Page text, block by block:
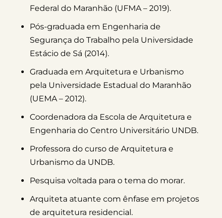
Federal do Maranhão (UFMA – 2019).
Pós-graduada em Engenharia de
Segurança do Trabalho pela Universidade
Estácio de Sá (2014).
Graduada em Arquitetura e Urbanismo
pela Universidade Estadual do Maranhão
(UEMA – 2012).
Coordenadora da Escola de Arquitetura e
Engenharia do Centro Universitário UNDB.
Professora do curso de Arquitetura e
Urbanismo da UNDB.
Pesquisa voltada para o tema do morar.
Arquiteta atuante com ênfase em projetos
de arquitetura residencial.